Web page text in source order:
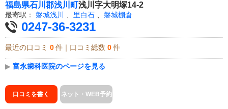
福島県石川郡浅川町浅川字大明塚14-2
最寄駅： 磐城浅川 里白石 磐城棚倉
0247-36-3231
最近の口コミ 0 件｜口コミ総数 0 件
▶ 富永歯科医院のページを見る
口コミを書く ネット・WEB予約